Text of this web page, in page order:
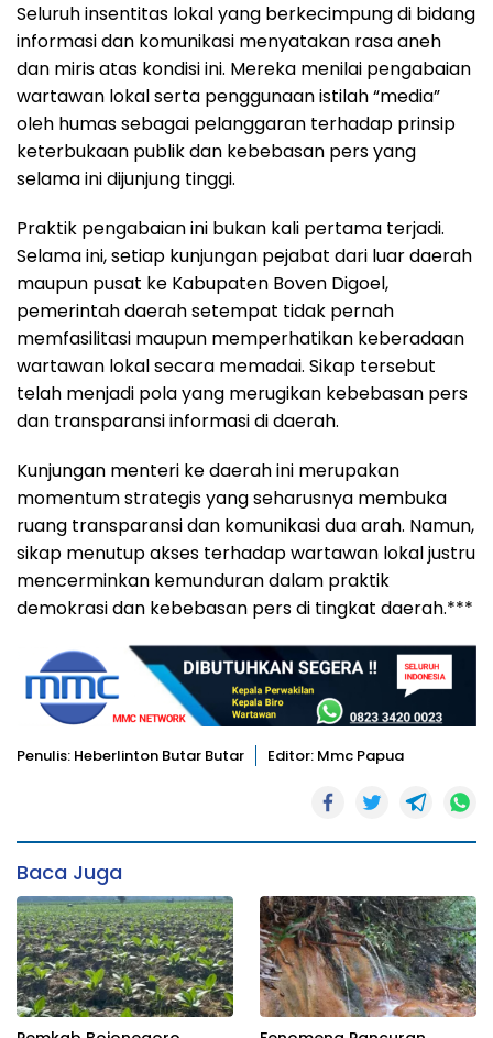
Seluruh insentitas lokal yang berkecimpung di bidang
informasi dan komunikasi menyatakan rasa aneh
dan miris atas kondisi ini. Mereka menilai pengabaian
wartawan lokal serta penggunaan istilah “media”
oleh humas sebagai pelanggaran terhadap prinsip
keterbukaan publik dan kebebasan pers yang
selama ini dijunjung tinggi.
Praktik pengabaian ini bukan kali pertama terjadi.
Selama ini, setiap kunjungan pejabat dari luar daerah
maupun pusat ke Kabupaten Boven Digoel,
pemerintah daerah setempat tidak pernah
memfasilitasi maupun memperhatikan keberadaan
wartawan lokal secara memadai. Sikap tersebut
telah menjadi pola yang merugikan kebebasan pers
dan transparansi informasi di daerah.
Kunjungan menteri ke daerah ini merupakan
momentum strategis yang seharusnya membuka
ruang transparansi dan komunikasi dua arah. Namun,
sikap menutup akses terhadap wartawan lokal justru
mencerminkan kemunduran dalam praktik
demokrasi dan kebebasan pers di tingkat daerah.***
Penulis: Heberlinton Butar Butar Editor: Mmc Papua
Baca Juga